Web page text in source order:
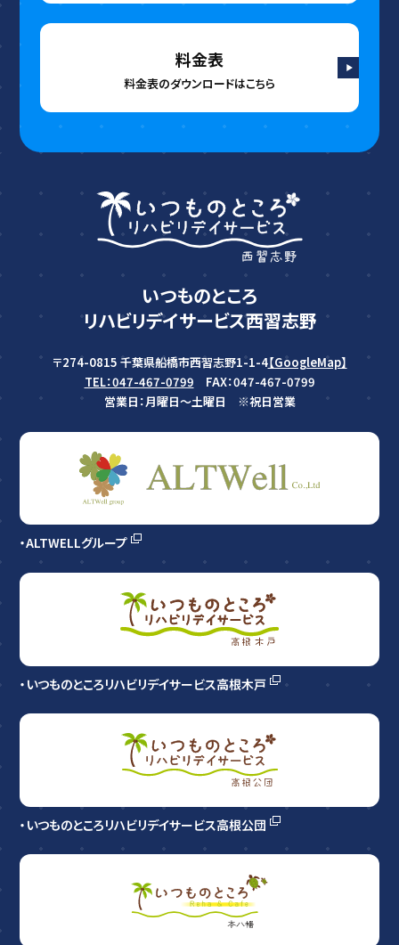
料金表
料金表のダウンロードはこちら
いつものところ
リハビリデイサービス西習志野
〒274-0815 千葉県船橋市西習志野1-1-4【GoogleMap】
TEL：047-467-0799
FAX：047-467-0799
営業日：月曜日〜土曜日 ※祝日営業
・ALTWELLグループ
・いつものところリハビリデイサービス高根木戸
・いつものところリハビリデイサービス高根公団